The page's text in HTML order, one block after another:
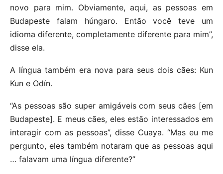
novo para mim. Obviamente, aqui, as pessoas em
Budapeste falam húngaro. Então você teve um
idioma diferente, completamente diferente para mim”,
disse ela.
A língua também era nova para seus dois cães: Kun
Kun e Odín.
“As pessoas são super amigáveis ​​com seus cães [em
Budapeste]. E meus cães, eles estão interessados ​​em
interagir com as pessoas”, disse Cuaya. “Mas eu me
pergunto, eles também notaram que as pessoas aqui
… falavam uma língua diferente?”